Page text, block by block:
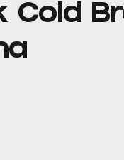
Cold